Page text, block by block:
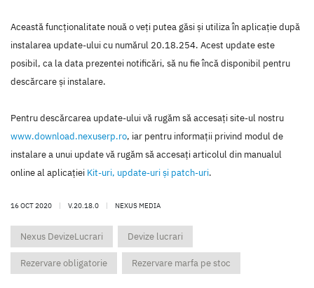
Această funcţionalitate nouă o veţi putea găsi şi utiliza în aplicaţie după
instalarea update-ului cu numărul 20.18.254. Acest update este
posibil, ca la data prezentei notificări, să nu fie încă disponibil pentru
descărcare şi instalare.
Pentru descărcarea update-ului vă rugăm să accesaţi site-ul nostru
www.download.nexuserp.ro, iar pentru informaţii privind modul de
instalare a unui update vă rugăm să accesaţi articolul din manualul
online al aplicaţiei Kit-uri, update-uri şi patch-uri.
16 OCT 2020 | V.20.18.0 | NEXUS MEDIA
Nexus DevizeLucrari Devize lucrari
Rezervare obligatorie Rezervare marfa pe stoc